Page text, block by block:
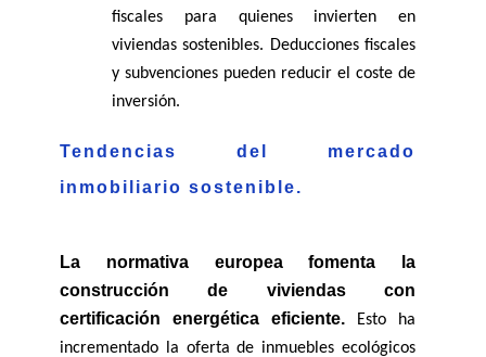
fiscales para quienes invierten en
viviendas sostenibles. Deducciones fiscales
y subvenciones pueden reducir el coste de
inversión.
Tendencias del mercado
inmobiliario sostenible.
La normativa europea fomenta la
construcción de viviendas con
certificación energética eficiente. Esto ha
incrementado la oferta de inmuebles ecológicos